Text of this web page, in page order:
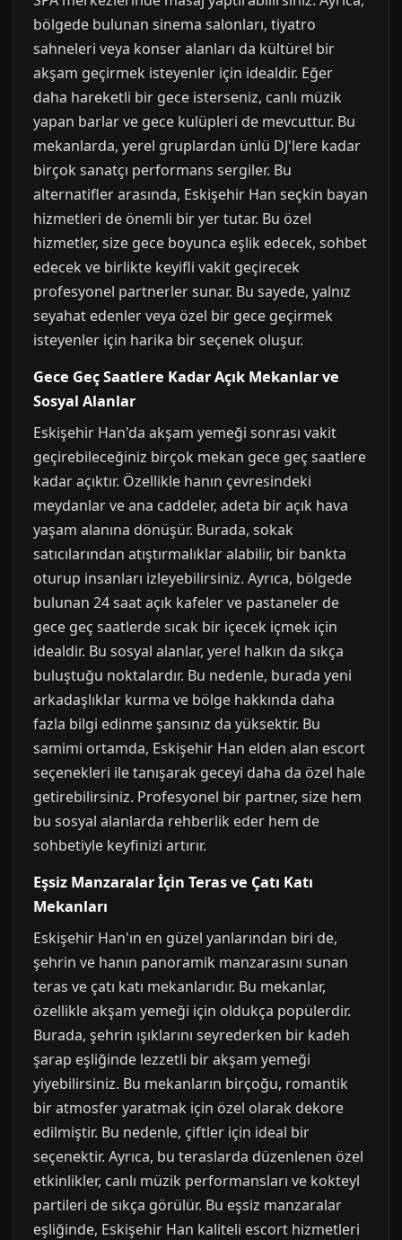
bölgede bulunan sinema salonları, tiyatro
sahneleri veya konser alanları da kültürel bir
akşam geçirmek isteyenler için idealdir. Eğer
daha hareketli bir gece isterseniz, canlı müzik
yapan barlar ve gece kulüpleri de mevcuttur. Bu
mekanlarda, yerel gruplardan ünlü DJ'lere kadar
birçok sanatçı performans sergiler. Bu
alternatifler arasında, Eskişehir Han seçkin bayan
hizmetleri de önemli bir yer tutar. Bu özel
hizmetler, size gece boyunca eşlik edecek, sohbet
edecek ve birlikte keyifli vakit geçirecek
profesyonel partnerler sunar. Bu sayede, yalnız
seyahat edenler veya özel bir gece geçirmek
isteyenler için harika bir seçenek oluşur.
Gece Geç Saatlere Kadar Açık Mekanlar ve
Sosyal Alanlar
Eskişehir Han'da akşam yemeği sonrası vakit
geçirebileceğiniz birçok mekan gece geç saatlere
kadar açıktır. Özellikle hanın çevresindeki
meydanlar ve ana caddeler, adeta bir açık hava
yaşam alanına dönüşür. Burada, sokak
satıcılarından atıştırmalıklar alabilir, bir bankta
oturup insanları izleyebilirsiniz. Ayrıca, bölgede
bulunan 24 saat açık kafeler ve pastaneler de
gece geç saatlerde sıcak bir içecek içmek için
idealdir. Bu sosyal alanlar, yerel halkın da sıkça
buluştuğu noktalardır. Bu nedenle, burada yeni
arkadaşlıklar kurma ve bölge hakkında daha
fazla bilgi edinme şansınız da yüksektir. Bu
samimi ortamda, Eskişehir Han elden alan escort
seçenekleri ile tanışarak geceyi daha da özel hale
getirebilirsiniz. Profesyonel bir partner, size hem
bu sosyal alanlarda rehberlik eder hem de
sohbetiyle keyfinizi artırır.
Eşsiz Manzaralar İçin Teras ve Çatı Katı
Mekanları
Eskişehir Han'ın en güzel yanlarından biri de,
şehrin ve hanın panoramik manzarasını sunan
teras ve çatı katı mekanlarıdır. Bu mekanlar,
özellikle akşam yemeği için oldukça popülerdir.
Burada, şehrin ışıklarını seyrederken bir kadeh
şarap eşliğinde lezzetli bir akşam yemeği
yiyebilirsiniz. Bu mekanların birçoğu, romantik
bir atmosfer yaratmak için özel olarak dekore
edilmiştir. Bu nedenle, çiftler için ideal bir
seçenektir. Ayrıca, bu teraslarda düzenlenen özel
etkinlikler, canlı müzik performansları ve kokteyl
partileri de sıkça görülür. Bu eşsiz manzaralar
eşliğinde, Eskişehir Han kaliteli escort hizmetleri